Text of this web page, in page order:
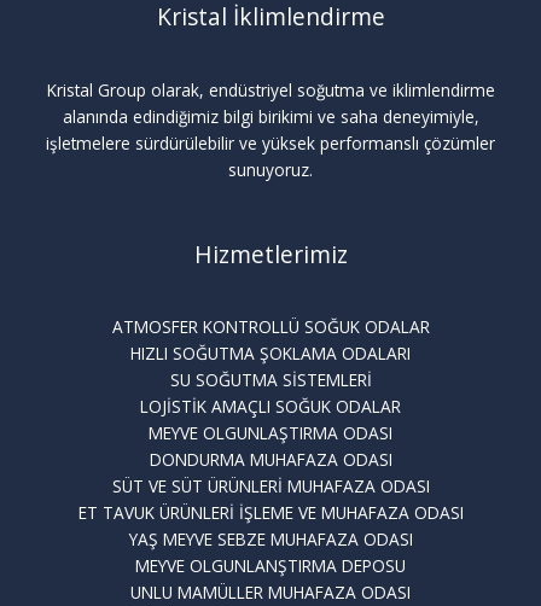
Kristal İklimlendirme
Kristal Group olarak, endüstriyel soğutma ve iklimlendirme
alanında edindiğimiz bilgi birikimi ve saha deneyimiyle,
işletmelere sürdürülebilir ve yüksek performanslı çözümler
sunuyoruz.
Hizmetlerimiz
ATMOSFER KONTROLLÜ SOĞUK ODALAR
HIZLI SOĞUTMA ŞOKLAMA ODALARI
SU SOĞUTMA SİSTEMLERİ
LOJİSTİK AMAÇLI SOĞUK ODALAR
MEYVE OLGUNLAŞTIRMA ODASI
DONDURMA MUHAFAZA ODASI
SÜT VE SÜT ÜRÜNLERİ MUHAFAZA ODASI
ET TAVUK ÜRÜNLERİ İŞLEME VE MUHAFAZA ODASI
YAŞ MEYVE SEBZE MUHAFAZA ODASI
MEYVE OLGUNLANŞTIRMA DEPOSU
UNLU MAMÜLLER MUHAFAZA ODASI